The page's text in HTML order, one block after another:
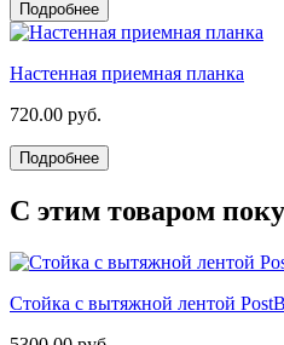
Подробнее
Настенная приемная планка
720.00 руб.
Подробнее
С этим товаром
Стойка с вытяжной лентой